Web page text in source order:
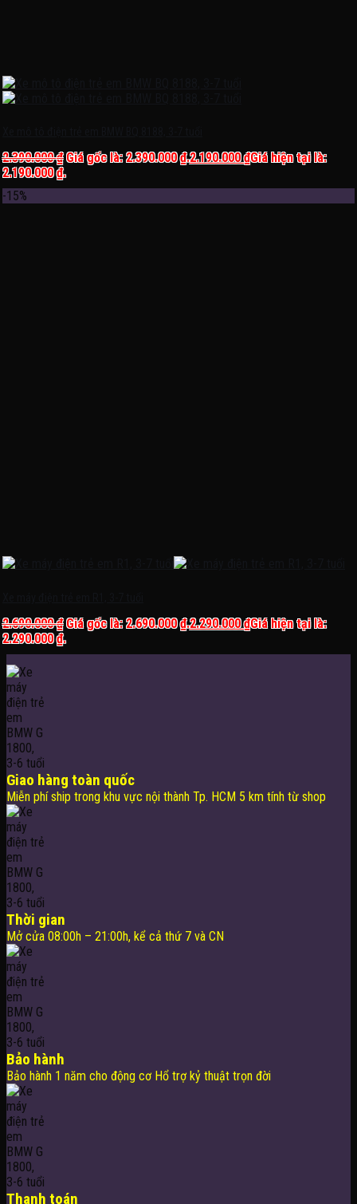
2.390.000₫ Giá gốc là: 2.390.000 ₫.2.190.000₫Giá hiện tại là:
2.190.000 ₫.
-15%
2.690.000₫ Giá gốc là: 2.690.000 ₫.2.290.000₫Giá hiện tại là:
2.290.000 ₫.
Giao hàng toàn quốc
Miễn phí ship trong khu vực nội thành Tp. HCM 5 km tính từ shop
Thời gian
Mở cửa 08:00h – 21:00h, kể cả thứ 7 và CN
Bảo hành
Bảo hành 1 năm cho động cơ Hổ trợ kỷ thuật trọn đời
Thanh toán